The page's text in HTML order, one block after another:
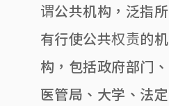
谓公共机构，泛指所
有行使公共权责的机
构，包括政府部门、
医管局、大学、法定